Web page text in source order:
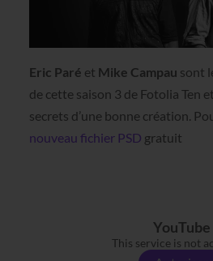
Eric Paré et Mike Campau sont
de cette saison 3 de Fotolia Ten
secrets d’une bonne création.
nouveau fichier PSD gratuit
YouTube
This service is not